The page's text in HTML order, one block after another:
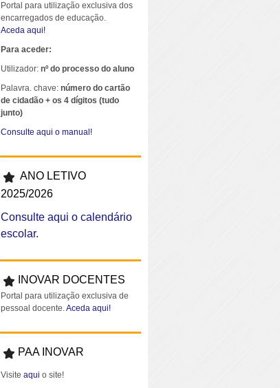
Portal para utilização exclusiva dos
encarregados de educação.
Aceda aqui!
Para aceder:
Utilizador: nº do processo do aluno
Palavra. chave:número do cartão
de cidadão + os 4 dígitos (tudo
junto)
Consulte aqui o manual!
ANO LETIVO
2025/2026
Consulte aqui o calendário
escolar.
INOVAR DOCENTES
Portal para utilização exclusiva de
pessoal docente.Aceda aqui!
PAA INOVAR
Visite aqui o site!